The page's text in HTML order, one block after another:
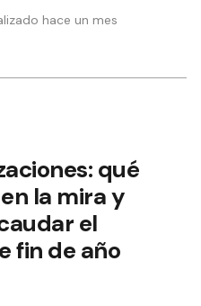
hace un mes
qué
la mira y
el
fin de año